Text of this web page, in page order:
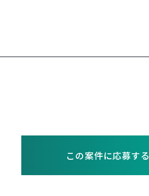
この案件に応募する